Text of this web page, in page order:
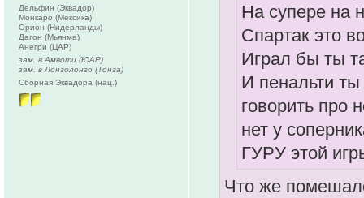
На супере на
Спартак это
Играл бы ты
И пенальти
говорить про
нет у
ГУРУ этой
Что же
Дельфин (Эквадор)
Монкаро (Мексика)
Орион (Нидерланды)
Дагон (Мьянма)
Анегри (ЦАР)
зам. в Амвоти (ЮАР)
зам. в Лонголонго (Тонга)
Сборная Эквадора (нац.)